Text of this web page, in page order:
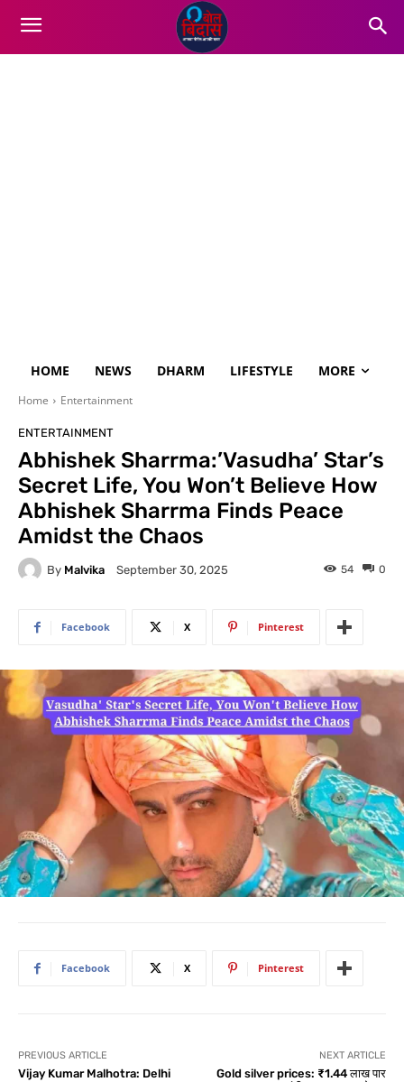
HOME NEWS DHARM LIFESTYLE MORE
Home Entertainment
ENTERTAINMENT
Abhishek Sharrma:’Vasudha’ Star’s
Secret Life, You Won’t Believe How
Abhishek Sharrma Finds Peace
Amidst the Chaos
By Malvika September 30, 2025 0
54
Facebook X Pinterest
Facebook X Pinterest
PREVIOUS ARTICLE
Vijay Kumar Malhotra: Delhi
NEXT ARTICLE
Gold silver prices: ₹1.44 लाख पार